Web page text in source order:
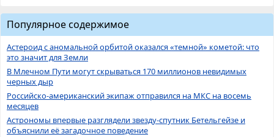
Популярное содержимое
Астероид с аномальной орбитой оказался «темной» кометой: что
это значит для Земли
В Млечном Пути могут скрываться 170 миллионов невидимых
черных дыр
Российско-американский экипаж отправился на МКС на восемь
месяцев
Астрономы впервые разглядели звезду-спутник Бетельгейзе и
объяснили её загадочное поведение